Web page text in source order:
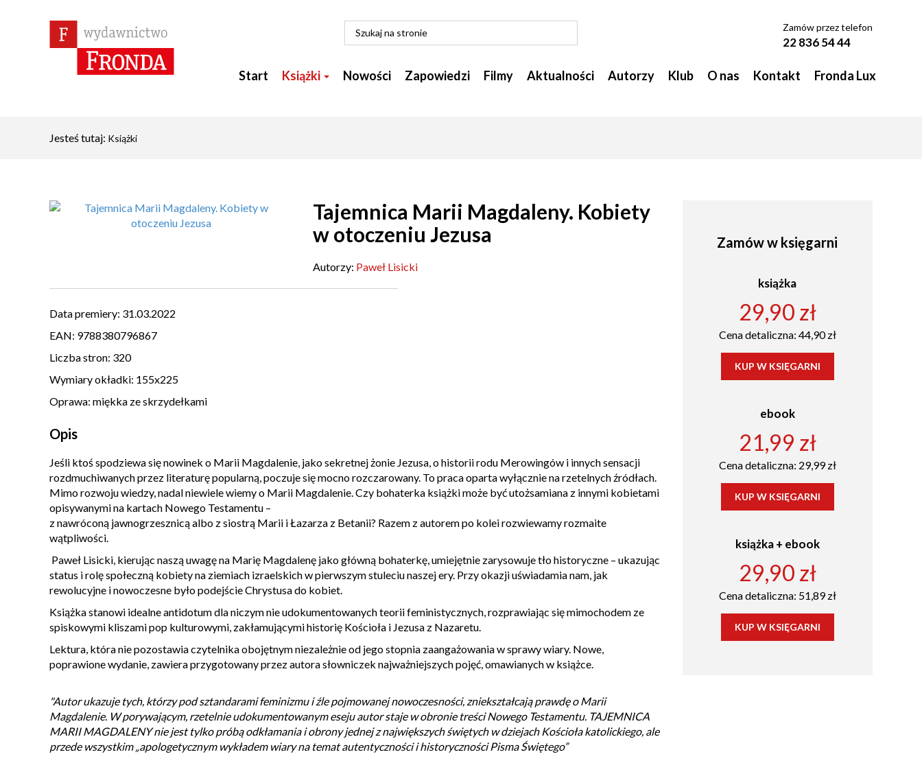
Zamów przez telefon
22 836 54 44
Start Książki Nowości Zapowiedzi Filmy Aktualności Autorzy Klub O nas Kontakt Fronda Lux
Jesteś tutaj: Książki
Tajemnica Marii Magdaleny. Kobiety
w otoczeniu Jezusa
Autorzy: Paweł Lisicki
Data premiery: 31.03.2022
EAN: 9788380796867
Liczba stron: 320
Wymiary okładki: 155x225
Oprawa: miękka ze skrzydełkami
Opis
Jeśli ktoś spodziewa się nowinek o Marii Magdalenie, jako sekretnej żonie Jezusa, o historii rodu Merowingów i innych sensacji
rozdmuchiwanych przez literaturę popularną, poczuje się mocno rozczarowany. To praca oparta wyłącznie na rzetelnych źródłach.
Mimo rozwoju wiedzy, nadal niewiele wiemy o Marii Magdalenie. Czy bohaterka książki może być utożsamiana z innymi kobietami
opisywanymi na kartach Nowego Testamentu –
z nawróconą jawnogrzesznicą albo z siostrą Marii i Łazarza z Betanii? Razem z autorem po kolei rozwiewamy rozmaite
wątpliwości.
Paweł Lisicki, kierując naszą uwagę na Marię Magdalenę jako główną bohaterkę, umiejętnie zarysowuje tło historyczne – ukazując
status i rolę społeczną kobiety na ziemiach izraelskich w pierwszym stuleciu naszej ery. Przy okazji uświadamia nam, jak
rewolucyjne i nowoczesne było podejście Chrystusa do kobiet.
Książka stanowi idealne antidotum dla niczym nie udokumentowanych teorii feministycznych, rozprawiając się mimochodem ze
spiskowymi kliszami pop kulturowymi, zakłamującymi historię Kościoła i Jezusa z Nazaretu.
Lektura, która nie pozostawia czytelnika obojętnym niezależnie od jego stopnia zaangażowania w sprawy wiary. Nowe,
poprawione wydanie, zawiera przygotowany przez autora słowniczek najważniejszych pojęć, omawianych w książce.
"Autor ukazuje tych, którzy pod sztandarami feminizmu i źle pojmowanej nowoczesności, zniekształcają prawdę o Marii
Magdalenie. W porywającym, rzetelnie udokumentowanym eseju autor staje w obronie treści Nowego Testamentu. TAJEMNICA
MARII MAGDALENY nie jest tylko próbą odkłamania i obrony jednej z największych świętych w dziejach Kościoła katolickiego, ale
przede wszystkim „apologetycznym wykładem wiary na temat autentyczności i historyczności Pisma Świętego”
Zamów w księgarni
książka
29,90 zł
Cena detaliczna: 44,90 zł
KUP W KSIĘGARNI
ebook
21,99 zł
Cena detaliczna: 29,99 zł
KUP W KSIĘGARNI
książka + ebook
29,90 zł
Cena detaliczna: 51,89 zł
KUP W KSIĘGARNI